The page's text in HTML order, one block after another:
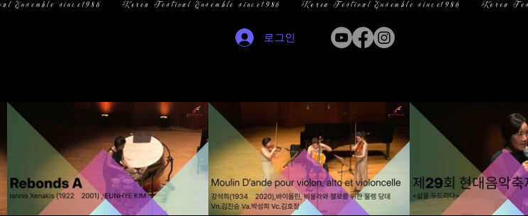
로그인